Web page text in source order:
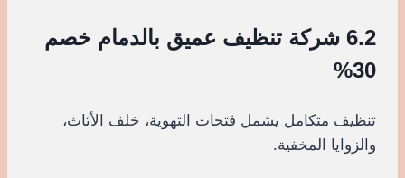
6.2 شركة تنظيف عميق بالدمام خصم
30%
تنظيف متكامل يشمل فتحات التهوية، خلف الأثاث،
والزوايا المخفية.